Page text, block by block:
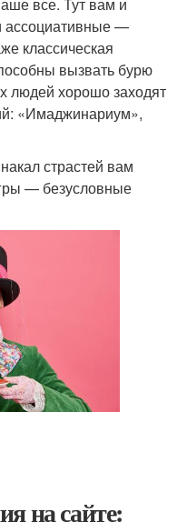
ассоциативные —
классическая
вызвать бурю
людей хорошо заходят
«Имаджинариум»,
страстей вам
— безусловные
на сайте: